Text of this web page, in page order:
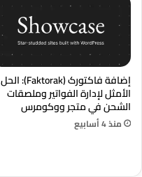
إضافة فاکتورک (Faktorak): الحل
الأمثل لإدارة الفواتير وملصقات
الشحن في متجر ووكومرس
منذ 4 أسابيع